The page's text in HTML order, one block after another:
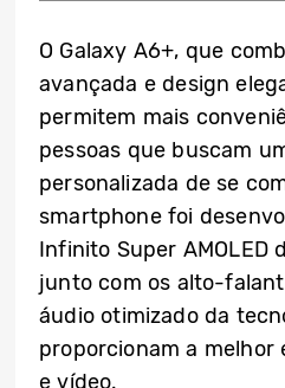
O Galaxy A6+, que
avançada e design
permitem mais
pessoas que buscam
personalizada de se
smartphone foi
Infinito Super AMOLED
junto com os alto-
áudio otimizado da
proporcionam a melhor
e vídeo.